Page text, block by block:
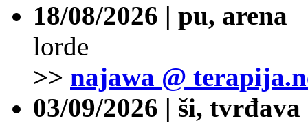
18/08/2026 | pu, arena
lorde
>> najawa @
03/09/2026 | ši,